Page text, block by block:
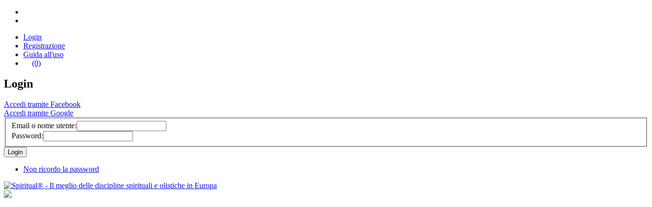
Login
Registrazione
Guida all'uso
(0)
Login
Accedi tramite Facebook
Accedi tramite Google
Email o nome utente:
Password:
Non ricordo la password